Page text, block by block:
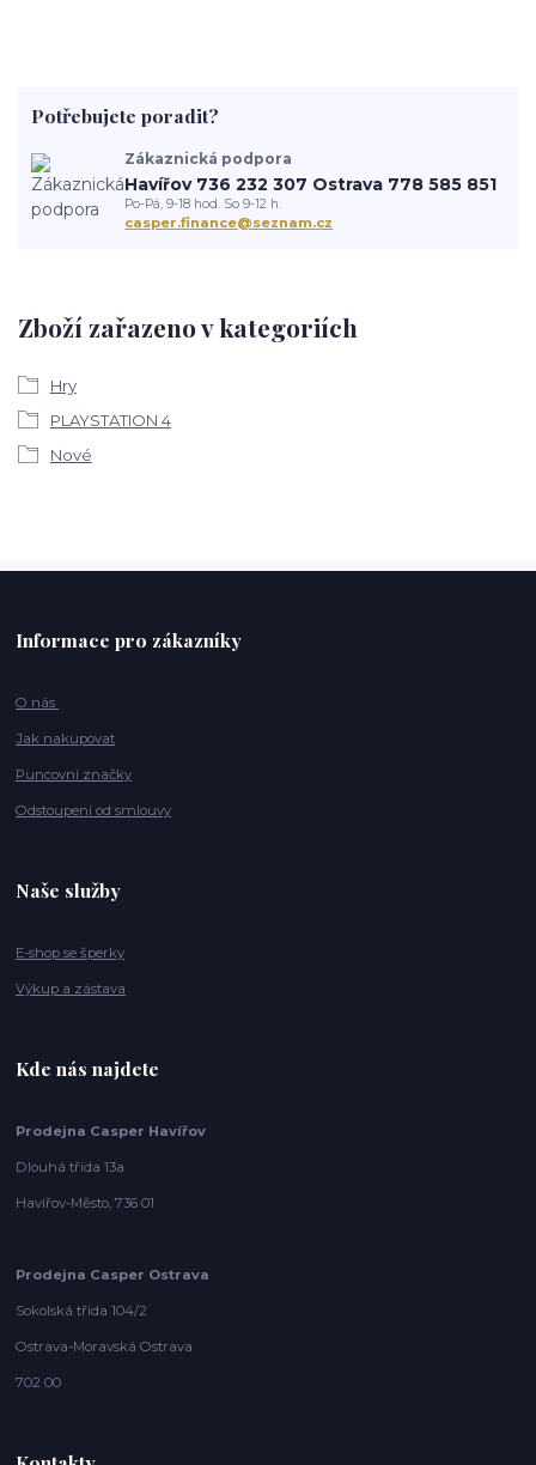
Zboží zařazeno v kategoriích
Hry
PLAYSTATION 4
Nové
Potřebujete poradit?
Zákaznická podpora
Havířov 736 232 307 Ostrava 778 585 851
Po-Pá, 9-18 hod. So 9-12 h.
casper.finance@seznam.cz
Informace pro zákazníky
O nás
Jak nakupovat
Puncovní značky
Odstoupení od smlouvy
Naše služby
E-shop se šperky
Výkup a zástava
Kde nás najdete
Prodejna Casper Havířov
Dlouhá třída 13a
Havířov-Město, 736 01
Prodejna Casper Ostrava
Sokolská třída 104/2
Ostrava-Moravská Ostrava
702 00